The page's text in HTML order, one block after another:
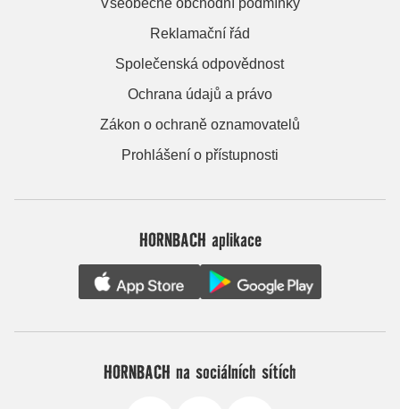
Reklamační řád
Společenská odpovědnost
Ochrana údajů a právo
Zákon o ochraně oznamovatelů
Prohlášení o přístupnosti
HORNBACH aplikace
HORNBACH na sociálních sítích